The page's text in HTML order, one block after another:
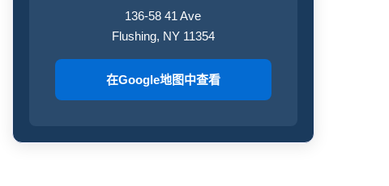
136-58 41 Ave
Flushing, NY 11354
在Google地图中查看